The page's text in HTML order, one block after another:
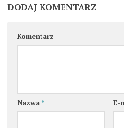
DODAJ KOMENTARZ
Komentarz
Nazwa * E-